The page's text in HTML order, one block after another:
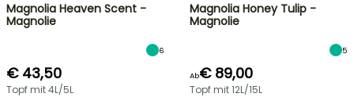
Magnolia Heaven Scent -
Magnolie
6
€ 43,50
Topf mit 4L/5L
Magnolia Honey Tulip -
Magnolie
5
Ab€ 89,00
Topf mit 12L/15L